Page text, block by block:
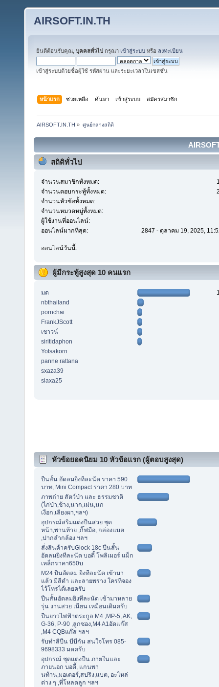
AIRSOFT.IN.TH
ยินดีต้อนรับคุณ, บุคคลทั่วไป กรุณา เข้าสู่ระบบ หรือ ลงทะเบียน
เข้าสู่ระบบด้วยชื่อผู้ใช้ รหัสผ่าน และระยะเวลาในเซสชั่น
หน้าแรก ช่วยเหลือ ค้นหา เข้าสู่ระบบ สมัครสมาชิก
AIRSOFT.IN.TH » ศูนย์กลางสถิติ
สถิติทั่วไป
จำนวนสมาชิกทั้งหมด:
จำนวนตอบกระทู้ทั้งหมด:
จำนวนหัวข้อทั้งหมด:
จำนวนหมวดหมู่ทั้งหมด:
ผู้ใช้งานที่ออนไลน์:
ออนไลน์มากที่สุด:
2847 - ตุลาคม 19, 2025,
ออนไลน์วันนี้:
ผู้มีกระทู้สูงสุด 10 คนแรก
มด
nbthailand
pornchai
FrankJScott
เชาวน์
siritidaphon
Yotsakorn
panne rattana
sxaza39
siaxa25
หัวข้อยอดนิยม 10 หัวข้อแรก (ผู้ตอบสูงสุด)
ปืนสั้น อัดลมยิงทีละนัด ราคา 590
บาท, Mini Compact ราคา 280 บาท
ภาพถ่าย สัตว์ป่า และ ธรรมชาติ
(ไก่ป่า,ช้าง,นาก,เม่น,นก
เงือก,เลียงผา,ฯลฯ)
อุปกรณ์สริมแต่งปืนสวย ชุด
หน้า,พานท้าย ,กิ๊ฟมือ, กล่องแบต
,ปากลำกล้อง ฯลฯ
สั่งสินค้าครับGlock 18c ปืนสั้น
อัดลมยิงทีละนัด บอดี้ โพลิเมอร์ แม็ก
เหล็กราคา650บ
M24 ปืนอัดลม ยิงทีละนัด เข้ามา
แล้ว มีสีดำ และลายพราง ใครที่จอง
ไว้โทรได้เลยครับ
ปืนสั้นอัดลมยิงทีละนัด เข้ามาหลาย
รุ่น งานสวย เนียน เหมือนเดิมครับ
ปืนยาวไฟฟ้าตระกูล M4 ,MP-5, AK,
G-36, P-90 ,ลูกซอง,M4 A1อัดแก๊ส
,M4 CQBแก๊ส ฯลฯ
รับทำสีปืน บีบีกัน สนใจโทร 085-
9698333 มดครับ
อุปกรณ์ ชุดแต่งปืน ภายในและ
ภายนอก บอดี้, แกนพา
นท้าน,มอเตอร์,สปริง,แบต, อะไหล่
ต่าง ๆ ,ที่โหลดลูก ฯลฯ